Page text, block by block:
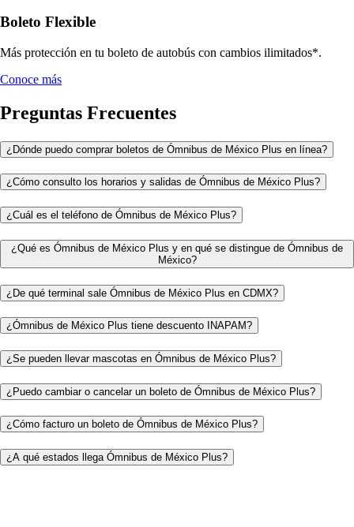
Boleto Flexible
Más protección en tu boleto de autobús con cambios ilimitados*.
Conoce más
Preguntas Frecuentes
¿Dónde puedo comprar boletos de Ómnibus de México Plus en línea?
¿Cómo consulto los horarios y salidas de Ómnibus de México Plus?
¿Cuál es el teléfono de Ómnibus de México Plus?
¿Qué es Ómnibus de México Plus y en qué se distingue de Ómnibus de
México?
¿De qué terminal sale Ómnibus de México Plus en CDMX?
¿Ómnibus de México Plus tiene descuento INAPAM?
¿Se pueden llevar mascotas en Ómnibus de México Plus?
¿Puedo cambiar o cancelar un boleto de Ómnibus de México Plus?
¿Cómo facturo un boleto de Ómnibus de México Plus?
¿A qué estados llega Ómnibus de México Plus?